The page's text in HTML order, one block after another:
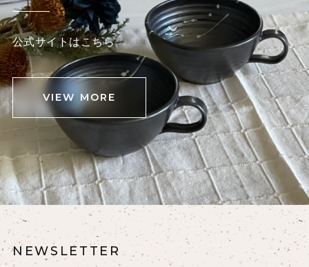
公式サイトはこちら
VIEW MORE
NEWSLETTER